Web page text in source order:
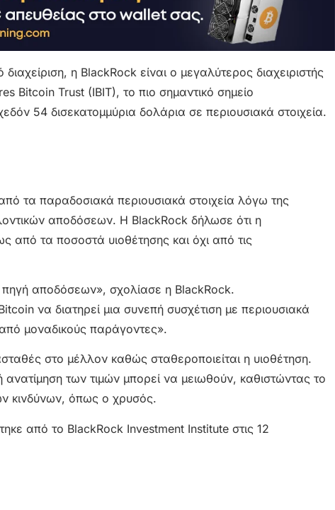
η BlackRock είναι ο μεγαλύτερος διαχειριστής
Bitcoin Trust (IBIT), το πιο σημαντικό σημείο
54 δισεκατομμύρια δολάρια σε περιουσιακά στοιχεία.
τα παραδοσιακά περιουσιακά στοιχεία λόγω της
αποδόσεων. Η BlackRock δήλωσε ότι η
από τα ποσοστά υιοθέτησης και όχι από τις
πηγή αποδόσεων», σχολίασε η BlackRock.
να διατηρεί μια συνεπή συσχέτιση με περιουσιακά
μοναδικούς παράγοντες».
στο μέλλον καθώς σταθεροποιείται η υιοθέτηση.
ανατίμηση των τιμών μπορεί να μειωθούν, καθιστώντας το
κινδύνων, όπως ο χρυσός.
από το BlackRock Investment Institute στις 12